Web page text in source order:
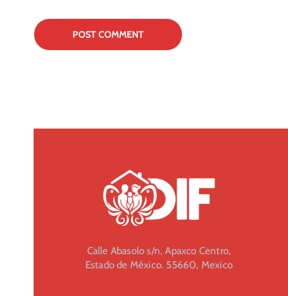
Calle Abasolo s/n, Apaxco Centro,
Estado de México. 55660, Mexico